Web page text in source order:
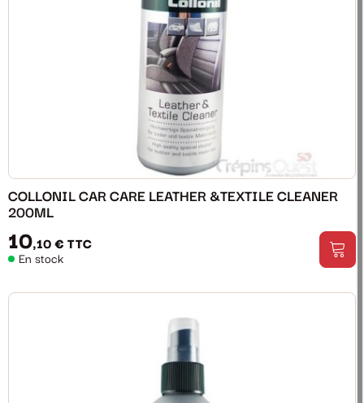
COLLONIL CAR CARE LEATHER &TEXTILE CLEANER
200ML
10,10 € TTC
En stock